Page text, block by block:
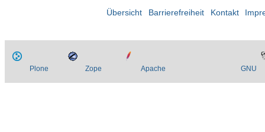
Übersicht Barrierefreiheit Kontakt
Plone Zope Apache GNU